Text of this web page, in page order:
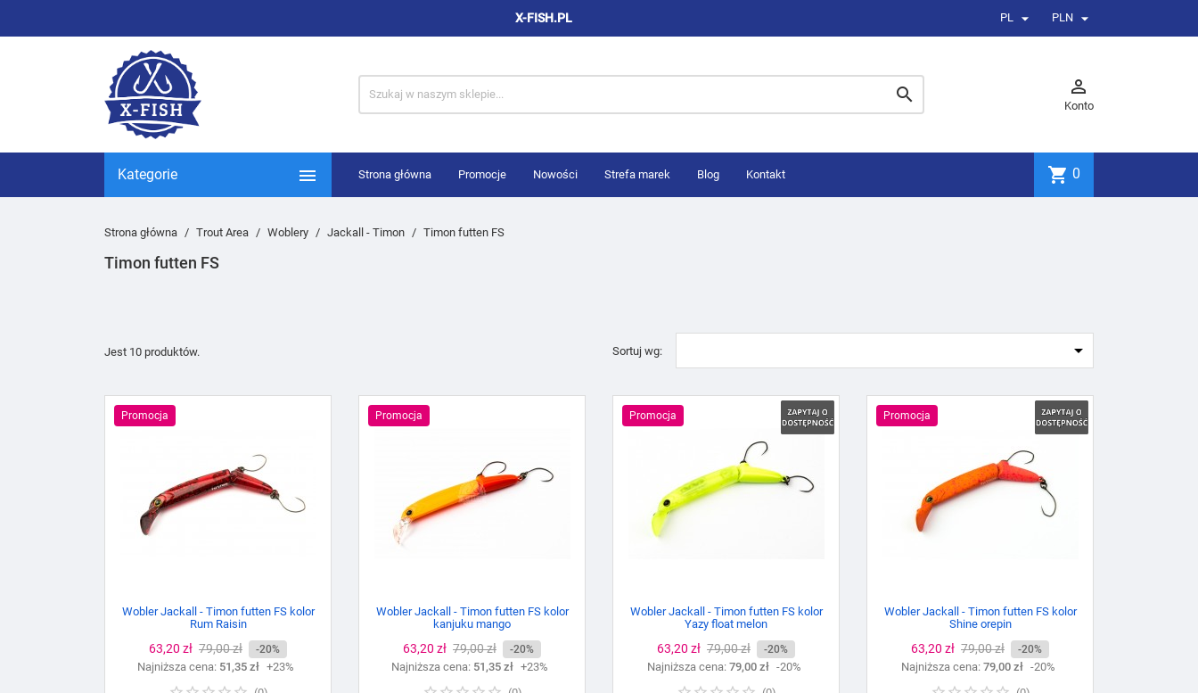
X-FISH.PL PL  PLN 
 
Konto
Kategorie  Strona główna Promocje Nowości Strefa marek Blog Kontakt shopping_cart 0
Strona główna Trout Area Woblery Jackall - Timon Timon futten FS
Timon futten FS
Jest 10 produktów. Sortuj wg: 
Promocja
Wobler Jackall - Timon futten FS kolor
Rum Raisin
Cena
63,20 zł Cena
podstawowa
79,00 zł -20%
Najniższa cena: 51,35 zł +23%
Promocja
Wobler Jackall - Timon futten FS kolor
kanjuku mango
Cena
63,20 zł Cena
podstawowa
79,00 zł -20%
Najniższa cena: 51,35 zł +23%
Promocja
Wobler Jackall - Timon futten FS kolor
Yazy float melon
Cena
63,20 zł Cena
podstawowa
79,00 zł -20%
Najniższa cena: 79,00 zł -20%
Promocja
Wobler Jackall - Timon futten FS kolor
Shine orepin
Cena
63,20 zł Cena
podstawowa
79,00 zł -20%
Najniższa cena: 79,00 zł -20%